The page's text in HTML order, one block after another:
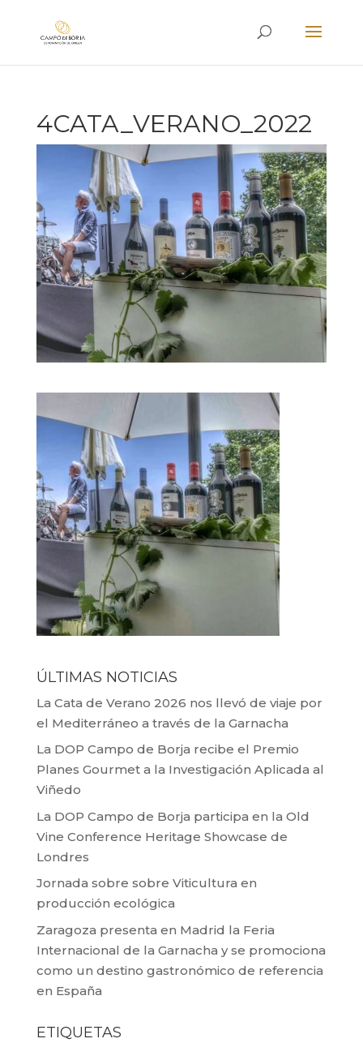
4CATA_VERANO_2022
ÚLTIMAS NOTICIAS
La Cata de Verano 2026 nos llevó de viaje por
el Mediterráneo a través de la Garnacha
La DOP Campo de Borja recibe el Premio
Planes Gourmet a la Investigación Aplicada al
Viñedo
La DOP Campo de Borja participa en la Old
Vine Conference Heritage Showcase de
Londres
Jornada sobre sobre Viticultura en
producción ecológica
Zaragoza presenta en Madrid la Feria
Internacional de la Garnacha y se promociona
como un destino gastronómico de referencia
en España
ETIQUETAS